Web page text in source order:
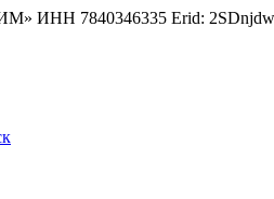
ИНН 7840346335 Erid: